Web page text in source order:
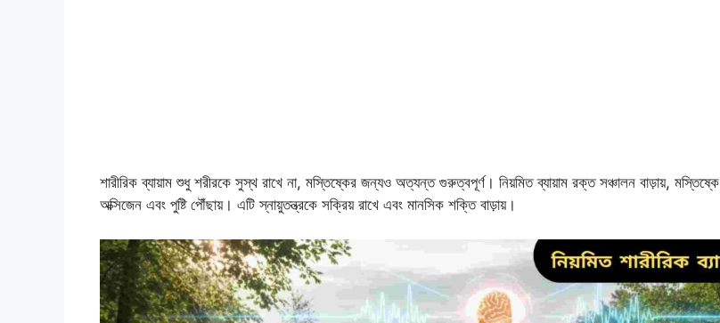
শারীরিক ব্যায়াম শুধু শরীরকে সুস্থ রাখে না, মস্তিষ্কের জন্যও অত্যন্ত গুরুত্বপূর্ণ। নিয়মিত ব্যায়াম রক্ত সঞ্চালন বাড়ায়, মস্তিষ্কে
অক্সিজেন এবং পুষ্টি পৌঁছায়। এটি স্নায়ুতন্ত্রকে সক্রিয় রাখে এবং মানসিক শক্তি বাড়ায়।